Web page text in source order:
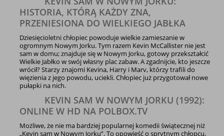
HISTORIA, KTÓRĄ KAŻDY ZNA,
PRZENIESIONA DO WIELKIEGO JABŁKA
Dziesięcioletni chłopiec powoduje wielkie zamieszanie w
ogromnym Nowym Jorku. Tym razem Kevin McCallister nie jest
sam w domu; znajduje się w Nowym Jorku, gotowy przekształcić
Wielkie Jabłko w swój własny plac zabaw. A zgadnijcie, kto jeszcze
wrócił? Starzy znajomi Kevina, Harry i Marv, którzy trafili do
więzienia z jego powodu, uciekli. Chłopiec już przygotował nowe
pułapki na nich.
KEVIN SAM W NOWYM JORKU (1992):
ONLINE W HD NA POLBOX.TV
Możliwe, że nie ma bardziej popularnej komedii świątecznej niż
„Kevin sam w Nowym Jorku”. To opowieść o sprytnym chłopcu,